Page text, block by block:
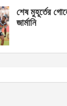
শেষ মুহূর্তের
জার্মানি